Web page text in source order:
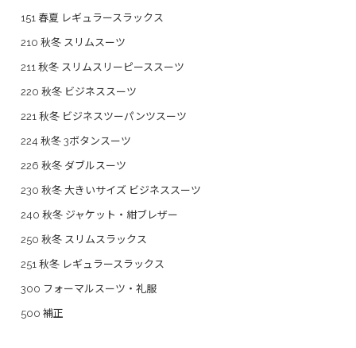
151 春夏 レギュラースラックス
210 秋冬 スリムスーツ
211 秋冬 スリムスリーピーススーツ
220 秋冬 ビジネススーツ
221 秋冬 ビジネスツーパンツスーツ
224 秋冬 3ボタンスーツ
226 秋冬 ダブルスーツ
230 秋冬 大きいサイズ ビジネススーツ
240 秋冬 ジャケット・紺ブレザー
250 秋冬 スリムスラックス
251 秋冬 レギュラースラックス
300 フォーマルスーツ・礼服
500 補正